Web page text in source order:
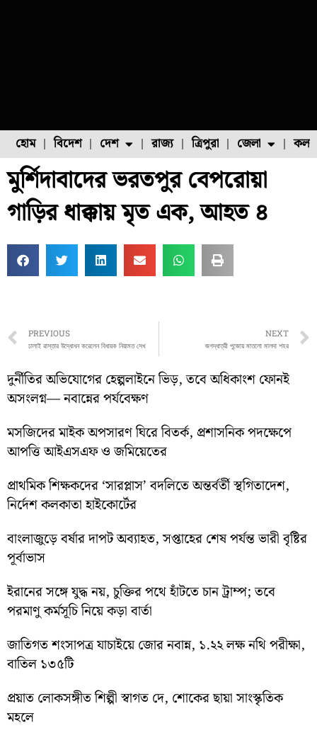
হোম বিদেশ দেশ
ফুল চাষ ফল চাষ মাছ চাষ
রাজ্য ত্রিপুরা জেলা
উত্তর ২৪ পরগনা
মুর্শিদাবাদের ভরতপুর বেপরোয়া
গাড়ির ধাক্কায় মৃত এক, আহত ৪
Prev
PREVIOUS
ঢালাই রাস্তার উদ্ধোধন করেলেন বিধায়ক নিয়ামত সেখ
NEXT
জগদ্ধাত্রী পুজোয় মাতলো মালদা শহর
দুর্নীতির অভিযোগের হেল্পলাইনে ভিড়, তবে অধিকাংশ ফোনই
অসংলগ্ন— নবান্নের পর্যবেক্ষণ
মসজিদের মাইক অপসারণ ঘিরে বিতর্ক, প্রশাসনিক পদক্ষেপে
আপত্তি আইএসএফ ও জমিয়েতের
প্রাথমিক শিক্ষকদের ‘সারপ্লাস’ বদলিতে অন্তর্বর্তী স্থগিতাদেশ,
নির্দেশ কলকাতা হাইকোর্টের
বাংলাজুড়ে বর্ষার দাপট অব্যাহত, সপ্তাহের শেষ পর্যন্ত ভারী বৃষ্টির
পূর্বাভাস
ইরানের সঙ্গে যুদ্ধ নয়, চুক্তির পথে হাঁটতে চান ট্রাম্প; তবে
পরমাণু কর্মসূচি নিয়ে কড়া বার্তা
জাতিগত শংসাপত্র যাচাইয়ে জোর নবান্ন, ১.২২ লক্ষ নথি পরীক্ষা,
বাতিল ১৩৫টি
প্রয়াত লোকসঙ্গীত শিল্পী স্বাগত দে, শোকের ছায়া সাংস্কৃতিক
মহলে